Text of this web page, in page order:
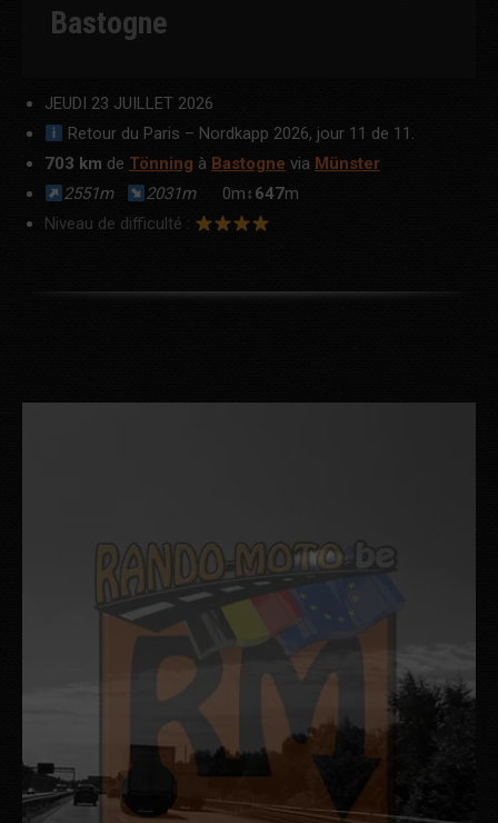
Bastogne
JEUDI 23 JUILLET 2026
Retour du Paris – Nordkapp 2026, jour 11 de 11.
703 km de Tönning à Bastogne via Münster
2551m
2031m 0m↕647m
Niveau de difficulté :